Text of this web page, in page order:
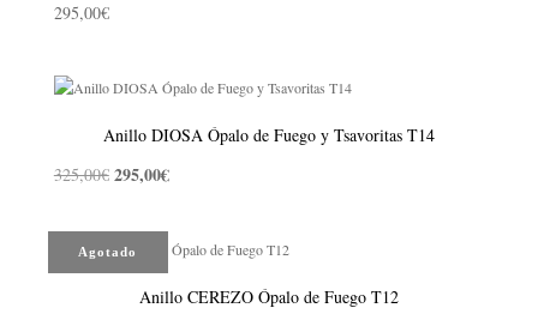
295,00€
Anillo DIOSA Ópalo de Fuego y Tsavoritas T14
325,00€ El
original
era:
295,00€El
es:
Agotado
Anillo CEREZO Ópalo de Fuego T12